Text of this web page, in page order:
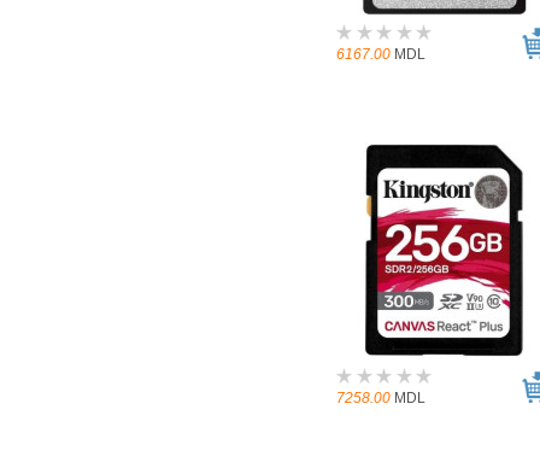
6167.00 MDL
7258.00 MDL